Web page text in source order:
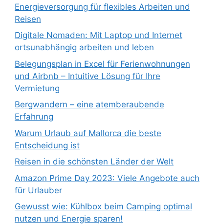
Energieversorgung für flexibles Arbeiten und
Reisen
Digitale Nomaden: Mit Laptop und Internet
ortsunabhängig arbeiten und leben
Belegungsplan in Excel für Ferienwohnungen
und Airbnb – Intuitive Lösung für Ihre
Vermietung
Bergwandern – eine atemberaubende
Erfahrung
Warum Urlaub auf Mallorca die beste
Entscheidung ist
Reisen in die schönsten Länder der Welt
Amazon Prime Day 2023: Viele Angebote auch
für Urlauber
Gewusst wie: Kühlbox beim Camping optimal
nutzen und Energie sparen!